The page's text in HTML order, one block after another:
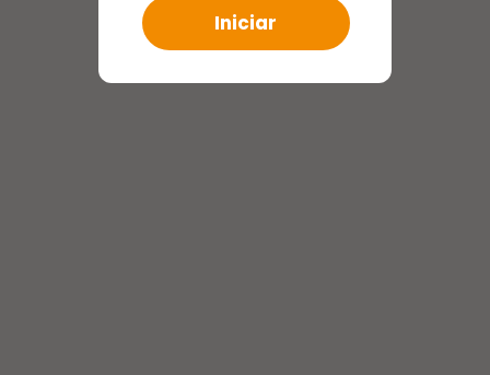
Iniciar